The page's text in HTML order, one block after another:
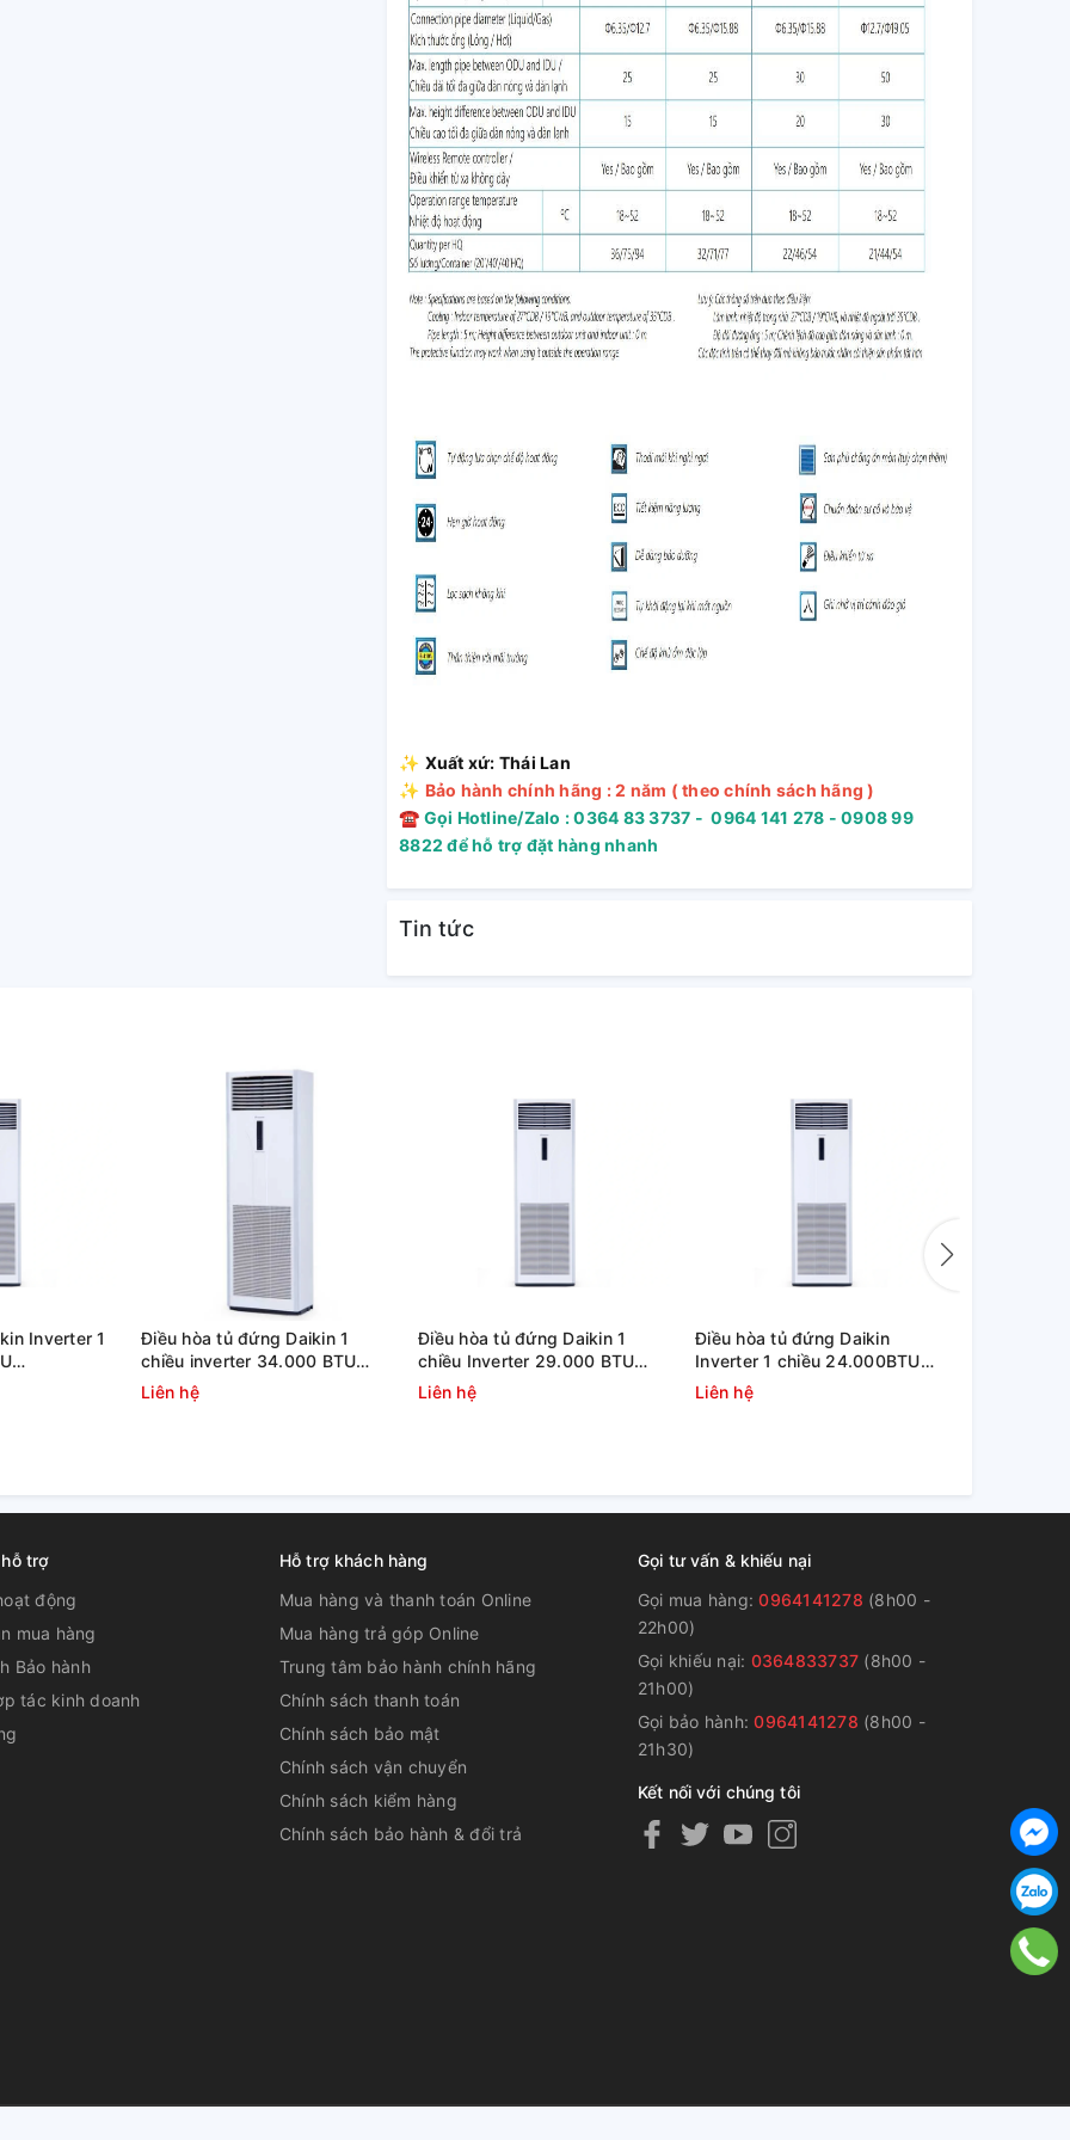
✨ Xuất xứ: Thái Lan
✨ Bảo hành chính hãng : 2 năm ( theo chính sách hãng )
☎ Gọi Hotline/Zalo : 0364 83 3737 - 0964 141 278 - 0908 99
8822 để hỗ trợ đặt hàng nhanh
Tin tức
Inverter 1
Điều hòa tủ đứng Daikin 1
chiều inverter 34.000 BTU
FVFC100AV1/RZFC100AV19
Liên hệ
Điều hòa tủ đứng Daikin 1
chiều Inverter 29.000 BTU
FVFC85AV1/RZFC85AV19
Liên hệ
Điều hòa tủ đứng Daikin
Inverter 1 chiều 24.000BTU
FVFC71AV1 / RZFC71AGV19
Liên hệ
trợ
động
mua hàng
Bảo hành
tác kinh doanh
Hỗ trợ khách hàng
Mua hàng và thanh toán Online
Mua hàng trả góp Online
Trung tâm bảo hành chính hãng
Chính sách thanh toán
Chính sách bảo mật
Chính sách vận chuyển
Chính sách kiểm hàng
Chính sách bảo hành & đổi trả
Gọi tư vấn & khiếu nại
Gọi mua hàng:0964141278 (8h00 -
22h00)
Gọi khiếu nại: 0364833737 (8h00 -
21h00)
Gọi bảo hành:0964141278 (8h00 -
21h30)
Kết nối với chúng tôi